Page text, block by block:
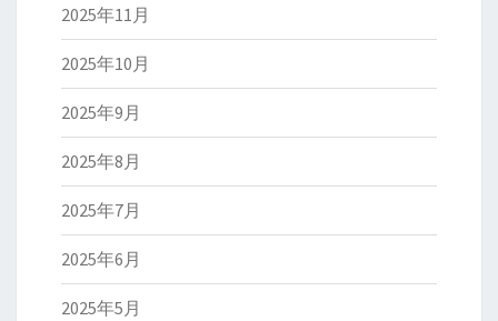
2025年11月
2025年10月
2025年9月
2025年8月
2025年7月
2025年6月
2025年5月